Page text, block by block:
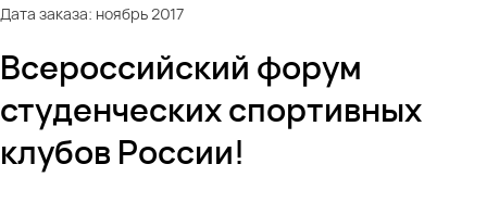
Дата заказа: ноябрь 2017
Всероссийский форум
студенческих спортивных
клубов России!